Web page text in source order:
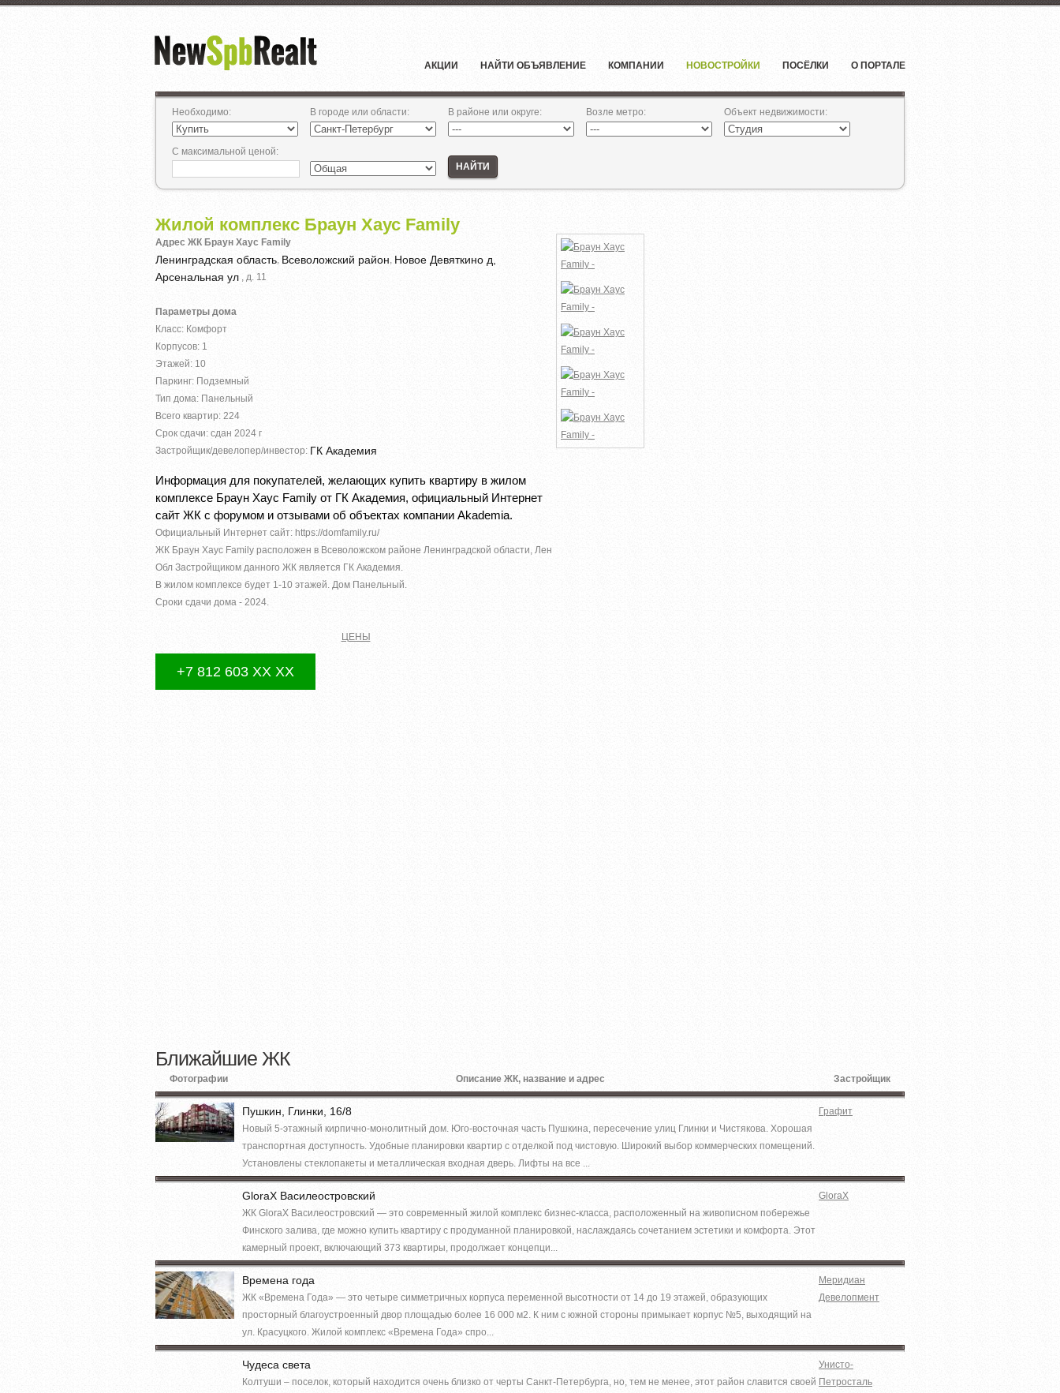
АКЦИИ НАЙТИ ОБЪЯВЛЕНИЕ КОМПАНИИ НОВОСТРОЙКИ ПОСЁЛКИ О ПОРТАЛЕ
Необходимо: В городе или области: В районе или округе: Возле метро: Объект недвижимости:
С максимальной ценой:
НАЙТИ
Жилой комплекс Браун Хаус Family
Адрес ЖК Браун Хаус Family
Ленинградская область, Всеволожский район, Новое Девяткино д,
Арсенальная ул , д. 11
Параметры дома
Класс: Комфорт
Корпусов: 1
Этажей: 10
Паркинг: Подземный
Тип дома: Панельный
Всего квартир: 224
Срок сдачи: сдан 2024 г
Застройщик/девелопер/инвестор: ГК Академия
Информация для покупателей, желающих купить квартиру в жилом
комплексе Браун Хаус Family от ГК Академия, официальный Интернет
сайт ЖК с форумом и отзывами об объектах компании Akademia.
Официальный Интернет сайт: https://domfamily.ru/
ЖК Браун Хаус Family расположен в Всеволожском районе Ленинградской области, Лен
Обл Застройщиком данного ЖК является ГК Академия.
В жилом комплексе будет 1-10 этажей. Дом Панельный.
Сроки сдачи дома - 2024.
ЦЕНЫ
+7 812 603 XX XX
Ближайшие ЖК
Фотографии Описание ЖК, название и адрес Застройщик
Пушкин, Глинки, 16/8
Новый 5-этажный кирпично-монолитный дом. Юго-восточная часть Пушкина, пересечение улиц Глинки и Чистякова. Хорошая
транспортная доступность. Удобные планировки квартир с отделкой под чистовую. Широкий выбор коммерческих помещений.
Установлены стеклопакеты и металлическая входная дверь. Лифты на все ...
Графит
GloraX Василеостровский
ЖК GloraX Василеостровский — это современный жилой комплекс бизнес-класса, расположенный на живописном побережье
Финского залива, где можно купить квартиру с продуманной планировкой, наслаждаясь сочетанием эстетики и комфорта. Этот
камерный проект, включающий 373 квартиры, продолжает концепци...
GloraX
Времена года
ЖК «Времена Года» — это четыре симметричных корпуса переменной высотности от 14 до 19 этажей, образующих
просторный благоустроенный двор площадью более 16 000 м2. К ним с южной стороны примыкает корпус №5, выходящий на
ул. Красуцкого. Жилой комплекс «Времена Года» спро...
Меридиан
Девелопмент
Чудеса света
Колтуши – поселок, который находится очень близко от черты Санкт-Петербурга, но, тем не менее, этот район славится своей
Унисто-
Петросталь